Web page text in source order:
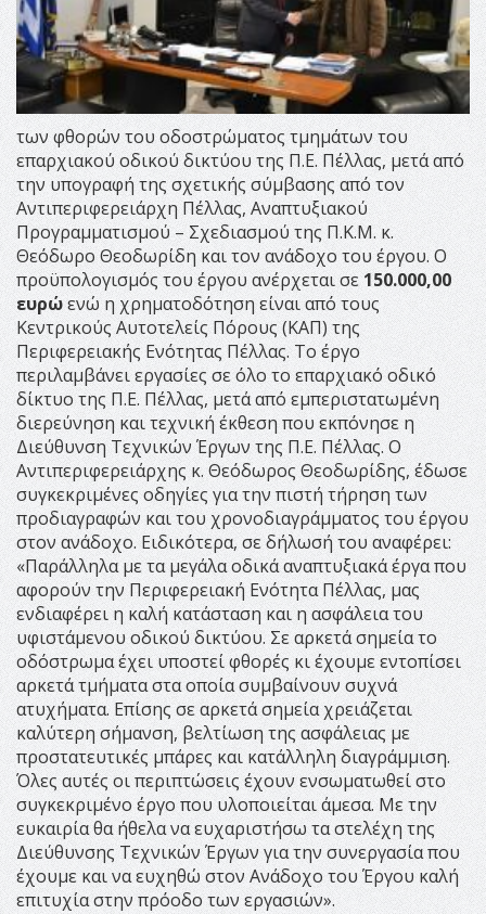
των φθορών του οδοστρώματος τμημάτων του
επαρχιακού οδικού δικτύου της Π.Ε. Πέλλας, μετά από
την υπογραφή της σχετικής σύμβασης από τον
Αντιπεριφερειάρχη Πέλλας, Αναπτυξιακού
Προγραμματισμού – Σχεδιασμού της Π.Κ.Μ. κ.
Θεόδωρο Θεοδωρίδη και τον ανάδοχο του έργου. Ο
προϋπολογισμός του έργου ανέρχεται σε150.000,00
ευρώενώ η χρηματοδότηση είναι από τους
Κεντρικούς Αυτοτελείς Πόρους (ΚΑΠ) της
Περιφερειακής Ενότητας Πέλλας. Το έργο
περιλαμβάνει εργασίες σε όλο το επαρχιακό οδικό
δίκτυο της Π.Ε. Πέλλας, μετά από εμπεριστατωμένη
διερεύνηση και τεχνική έκθεση που εκπόνησε η
Διεύθυνση Τεχνικών Έργων της Π.Ε. Πέλλας. Ο
Αντιπεριφερειάρχης κ. Θεόδωρος Θεοδωρίδης, έδωσε
συγκεκριμένες οδηγίες για την πιστή τήρηση των
προδιαγραφών και του χρονοδιαγράμματος του έργου
στον ανάδοχο. Ειδικότερα, σε δήλωσή του αναφέρει:
«Παράλληλα με τα μεγάλα οδικά αναπτυξιακά έργα που
αφορούν την Περιφερειακή Ενότητα Πέλλας, μας
ενδιαφέρει η καλή κατάσταση και η ασφάλεια του
υφιστάμενου οδικού δικτύου. Σε αρκετά σημεία το
οδόστρωμα έχει υποστεί φθορές κι έχουμε εντοπίσει
αρκετά τμήματα στα οποία συμβαίνουν συχνά
ατυχήματα. Επίσης σε αρκετά σημεία χρειάζεται
καλύτερη σήμανση, βελτίωση της ασφάλειας με
προστατευτικές μπάρες και κατάλληλη διαγράμμιση.
Όλες αυτές οι περιπτώσεις έχουν ενσωματωθεί στο
συγκεκριμένο έργο που υλοποιείται άμεσα. Με την
ευκαιρία θα ήθελα να ευχαριστήσω τα στελέχη της
Διεύθυνσης Τεχνικών Έργων για την συνεργασία που
έχουμε και να ευχηθώ στον Ανάδοχο του Έργου καλή
επιτυχία στην πρόοδο των εργασιών».